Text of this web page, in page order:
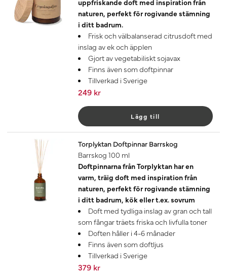
uppfriskande doft med inspiration från
naturen, perfekt för rogivande stämning
i ditt badrum.
Frisk och välbalanserad citrusdoft med
inslag av ek och äpplen
Gjort av vegetabiliskt sojavax
Finns även som doftpinnar
Tillverkad i Sverige
249 kr
Lägg till
Torplyktan Doftpinnar Barrskog
Barrskog 100 ml
Doftpinnarna från Torplyktan har en
varm, träig doft med inspiration från
naturen, perfekt för rogivande stämning
i ditt badrum, kök eller t.ex. sovrum
Doft med tydliga inslag av gran och tall
som fångar träets friska och livfulla toner
Doften håller i 4-6 månader
Finns även som doftljus
Tillverkad i Sverige
379 kr